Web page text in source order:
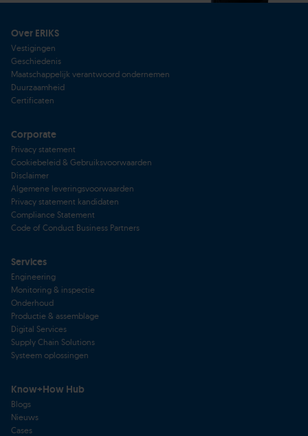
Over ERIKS
Vestigingen
Geschiedenis
Maatschappelijk verantwoord ondernemen
Duurzaamheid
Certificaten
Corporate
Privacy statement
Cookiebeleid & Gebruiksvoorwaarden
Disclaimer
Algemene leveringsvoorwaarden
Privacy statement kandidaten
Compliance Statement
Code of Conduct Business Partners
Services
Engineering
Monitoring & inspectie
Onderhoud
Productie & assemblage
Digital Services
Supply Chain Solutions
Systeem oplossingen
Know+How Hub
Blogs
Nieuws
Cases